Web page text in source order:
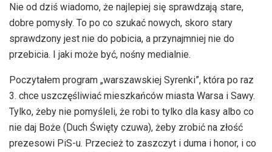
Nie od dziś wiadomo, że najlepiej się sprawdzają stare,
dobre pomysły. To po co szukać nowych, skoro stary
sprawdzony jest nie do pobicia, a przynajmniej nie do
przebicia. I jaki może być, nośny medialnie.
Poczytałem program „warszawskiej Syrenki”, która po raz
3. chce uszczęśliwiać mieszkańców miasta Warsa i Sawy.
Tylko, żeby nie pomyśleli, że robi to tylko dla kasy albo co
nie daj Boże (Duch Święty czuwa), żeby zrobić na złość
prezesowi PiS-u. Przecież to zaszczyt i duma i honor, i co